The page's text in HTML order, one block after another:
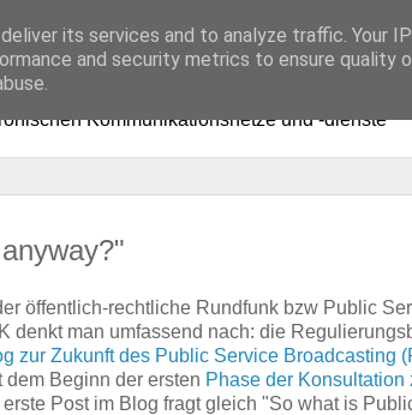
Kommunikationsnetze und -dienste
öffentlich-rechtliche Rundfunk bzw Public
denkt man umfassend nach: die
zur Zukunft des Public Service Broadcasting
dem Beginn der ersten Phase der
erste Post im Blog fragt gleich "So what is
its services and to analyze traffic. Your
and security metrics to ensure quality